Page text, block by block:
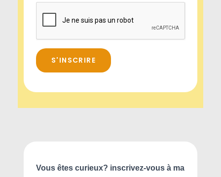
S'INSCRIRE
Vous êtes curieux? inscrivez-vous à ma